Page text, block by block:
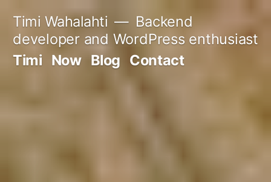
content
Timi Wahalahti
Backend
developer and WordPress enthusiast
Timi Now Blog Contact